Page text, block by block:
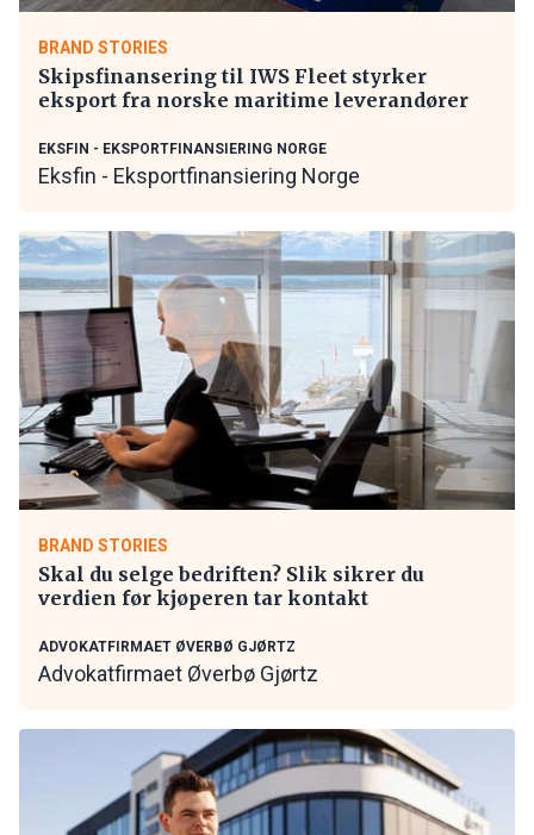
BRAND STORIES
Skipsfinansering til IWS Fleet styrker
eksport fra norske maritime leverandører
EKSFIN - EKSPORTFINANSIERING NORGE
Eksfin - Eksportfinansiering Norge
BRAND STORIES
Skal du selge bedriften? Slik sikrer du
verdien før kjøperen tar kontakt
ADVOKATFIRMAET ØVERBØ GJØRTZ
Advokatfirmaet Øverbø Gjørtz